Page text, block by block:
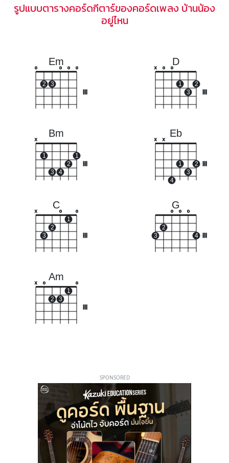
รูปแบบตารางคอร์ดกีตาร์ของคอร์ดเพลง บ้านน้อง
อยู่ไหน
Em
o
2 3
o o o
D
x o o
1
3
2
Bm
x
1
3 4
2
1
Eb
x x
4
1
3
2
C
x
3
2
o
1
o
G
3
2
o o o
4
Am
x o
2 3
1
o
SPONSORED